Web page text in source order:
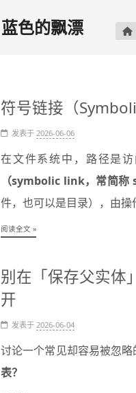
蓝色的飘漂
符号链接（
发表于 2026-06-06
在文件系统中，路径是
（symbolic link，常简称
件，也可以是目录），由操
阅读全文 »
别在「保存父实体
开
发表于 2026-06-04
讨论一个常见却容易被忽略
表？